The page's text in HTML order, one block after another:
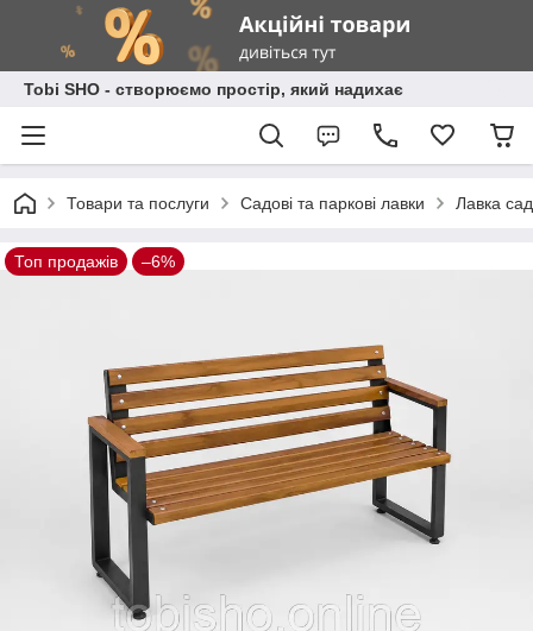
Tobi SHO - створюємо простір, який надихає
Товари та послуги Садові та паркові лавки Лавка
Топ продажів –6%